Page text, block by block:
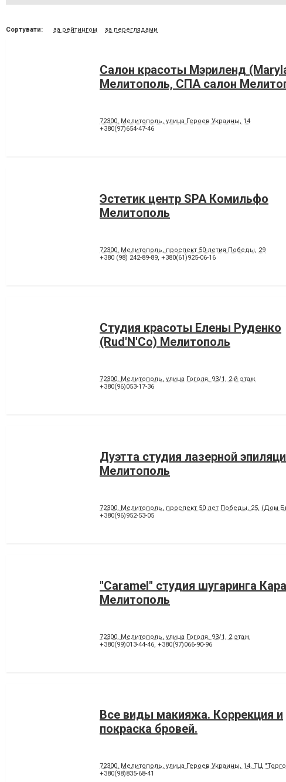
Сортувати: за рейтингом за переглядами
Салон красоты Мэриленд
Мелитополь, СПА салон
72300, Мелитополь, улица Героев Украины, 14
+380(97)654-47-46
Эстетик центр SPA Комильфо
Мелитополь
72300, Мелитополь, проспект 50-летия Победы, 29
+380 (98) 242-89-89, +380(61)925-06-16
Студия красоты Елены Руденко
(Rud'N'Co) Мелитополь
72300, Мелитополь, улица Гоголя, 93/1, 2-й этаж
+380(96)053-17-36
Дуэтта студия лазерной
Мелитополь
72300, Мелитополь, проспект 50 лет Победы, 25, (Дом
+380(96)952-53-05
"Caramel" cтудия шугаринга
Мелитополь
72300, Мелитополь, улица Гоголя, 93/1, 2 этаж
+380(99)013-44-46, +380(97)066-90-96
Все виды макияжа. Коррекция и
покраска бровей.
72300, Мелитополь, улица Героев Украины, 14, ТЦ
+380(98)835-68-41